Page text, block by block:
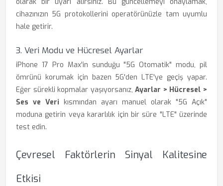
cihazınızın 5G protokollerini operatörünüzle tam uyumlu
hale getirir.
3. Veri Modu ve Hücresel Ayarlar
iPhone 17 Pro Max'in sunduğu "5G Otomatik" modu, pil
ömrünü korumak için bazen 5G'den LTE'ye geçiş yapar.
Eğer sürekli kopmalar yaşıyorsanız,Ayarlar > Hücresel >
Ses ve Veri kısmından ayarı manuel olarak "5G Açık"
moduna getirin veya kararlılık için bir süre "LTE" üzerinde
test edin.
Çevresel Faktörlerin Sinyal Kalitesine
Etkisi